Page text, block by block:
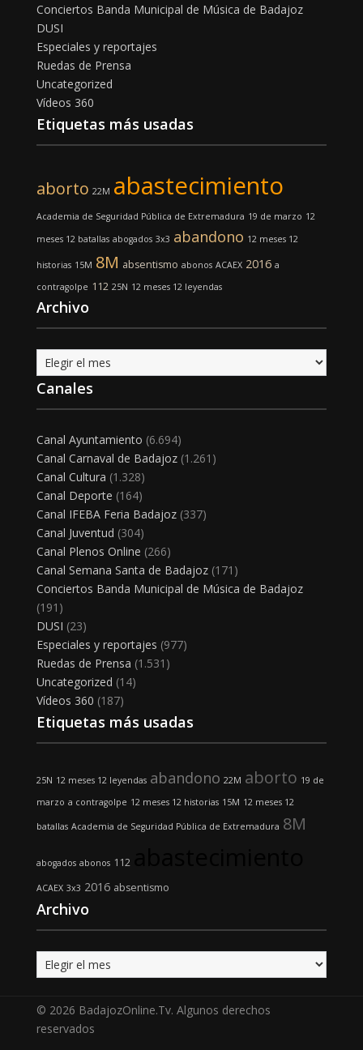
Conciertos Banda Municipal de Música de Badajoz
DUSI
Especiales y reportajes
Ruedas de Prensa
Uncategorized
Vídeos 360
Etiquetas más usadas
aborto 22M abastecimiento
Academia de Seguridad Pública de Extremadura 19 de marzo 12
meses 12 batallas abogados 3x3 abandono 12 meses 12
historias 15M 8M absentismo abonos ACAEX 2016 a
contragolpe 112 25N 12 meses 12 leyendas
Archivo
Archivo
Canales
Canal Ayuntamiento (6.694)
Canal Carnaval de Badajoz(1.261)
Canal Cultura (1.328)
Canal Deporte (164)
Canal IFEBA Feria Badajoz(337)
Canal Juventud (304)
Canal Plenos Online (266)
Canal Semana Santa de Badajoz(171)
Conciertos Banda Municipal de Música de Badajoz
(191)
DUSI (23)
Especiales y reportajes (977)
Ruedas de Prensa (1.531)
Uncategorized (14)
Vídeos 360 (187)
Etiquetas más usadas
25N 12 meses 12 leyendas abandono 22M aborto 19 de
marzo a contragolpe 12 meses 12 historias 15M 12 meses 12
batallas Academia de Seguridad Pública de Extremadura 8M
abogados abonos 112
ACAEX 3x3 2016 absentismo
Archivo
Archivo
© 2026 BadajozOnline.Tv. Algunos derechos
reservados